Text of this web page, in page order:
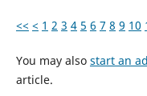
<< < 1 2 3 4 5 6 7 8 9 10
You may also start an
article.